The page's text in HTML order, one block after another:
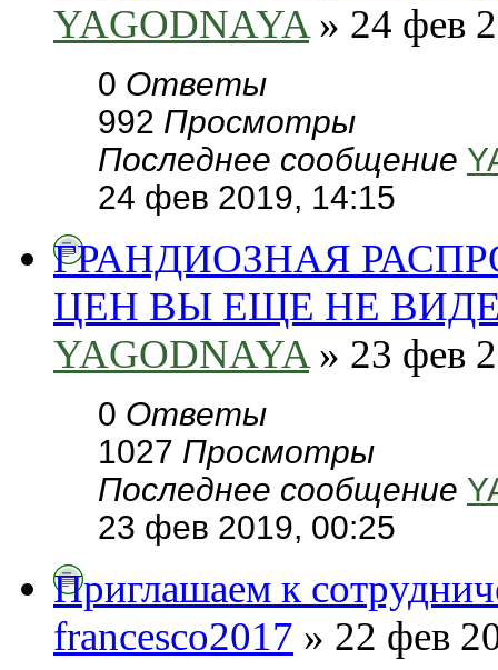
YAGODNAYA» 24 фев
0 Ответы
992 Просмотры
Последнее сообщение
24 фев 2019, 14:15
ГРАНДИОЗНАЯ
ЦЕН ВЫ ЕЩЕ НЕ
YAGODNAYA» 23 фев
0 Ответы
1027 Просмотры
Последнее сообщение
23 фев 2019, 00:25
Приглашаем к
francesco2017 » 22 фев